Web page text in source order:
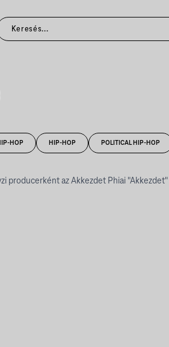
HOP HIP-HOP POLITICAL HIP-HOP
producerként az Akkezdet Phiai